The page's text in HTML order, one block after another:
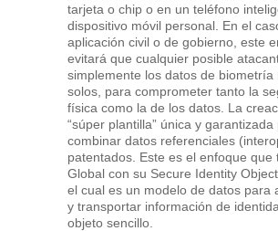
tarjeta o chip o en un teléfono
dispositivo móvil personal. En el
aplicación civil o de gobierno, este
evitará que cualquier posible
simplemente los datos de biometría
solos, para comprometer tanto la
física como la de los datos. La
“súper plantilla” única y garantizada
combinar datos referenciales
patentados. Este es el enfoque que
Global con su Secure Identity
el cual es un modelo de datos para
y transportar información de
objeto sencillo.